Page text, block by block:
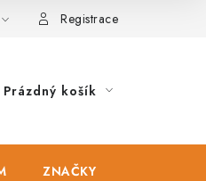
souboru cookies
Registrace
Prázdný košík
ZNAČKY